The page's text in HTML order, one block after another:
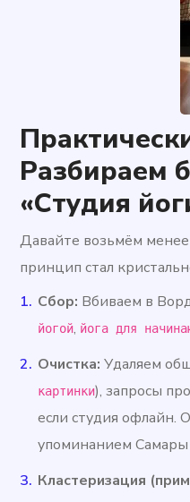
Разбираем
«Студия
Давайте возьмём
принцип стал
Сбор: Вбиваем в
йогой, йога для
Очистка: Удаляем
картинки), запросы
если студия офлайн.
упоминанием Самары
Кластеризация